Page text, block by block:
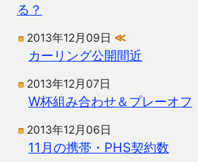
る？
2013年12月09日 ≪
カーリング公開間近
2013年12月07日
W杯組み合わせ＆プレーオフ
2013年12月06日
11月の携帯・PHS契約数